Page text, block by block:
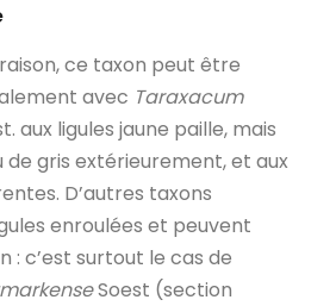
ce taxon peut être
avec Taraxacum
aux ligules jaune paille, mais
de gris extérieurement, et aux
D’autres taxons
enroulées et peuvent
: c’est surtout le cas de
Soest (section